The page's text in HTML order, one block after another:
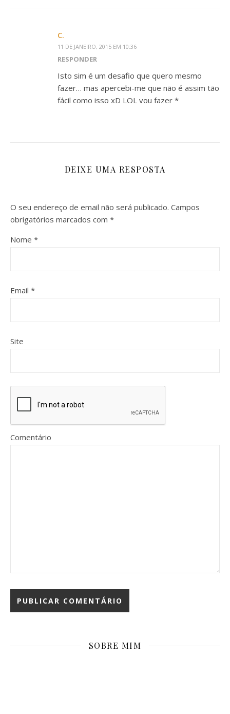
C.
11 DE JANEIRO, 2015 EM 10:36
RESPONDER
Isto sim é um desafio que quero mesmo
fazer… mas apercebi-me que não é assim tão
fácil como isso xD LOL vou fazer *
DEIXE UMA RESPOSTA
O seu endereço de email não será publicado. Campos
obrigatórios marcados com *
Nome *
Email *
Site
Comentário
SOBRE MIM